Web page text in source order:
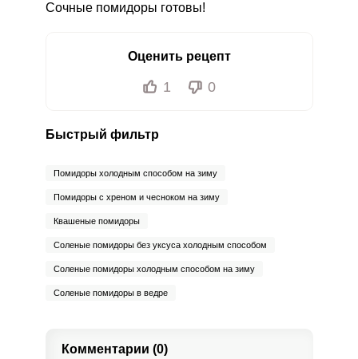
Сочные помидоры готовы!
Оценить рецепт
1 0
Быстрый фильтр
Помидоры холодным способом на зиму
Помидоры с хреном и чесноком на зиму
Квашеные помидоры
Соленые помидоры без уксуса холодным способом
Соленые помидоры холодным способом на зиму
Соленые помидоры в ведре
Комментарии (0)